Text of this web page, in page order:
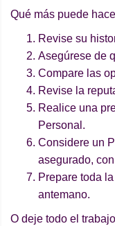
Qué más puede
Revise su
Asegúrese de
Compare las
Revise la
Realice una
Personal.
Considere un
asegurado,
Prepare toda
antemano.
O deje todo el